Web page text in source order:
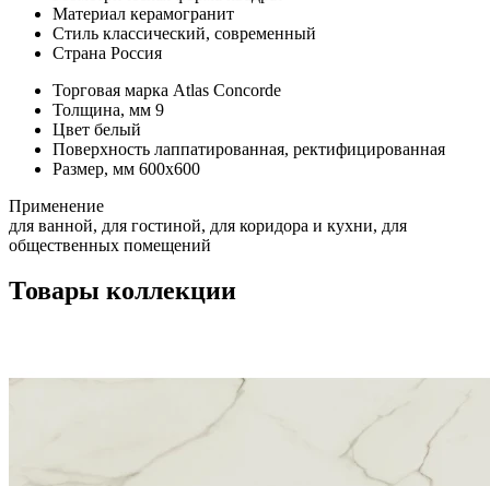
Материал керамогранит
Стиль классический, современный
Страна Россия
Торговая марка Atlas Concorde
Толщина, мм 9
Цвет белый
Поверхность лаппатированная, ректифицированная
Размер, мм 600x600
Применение
для ванной, для гостиной, для коридора и кухни, для
общественных помещений
Товары коллекции